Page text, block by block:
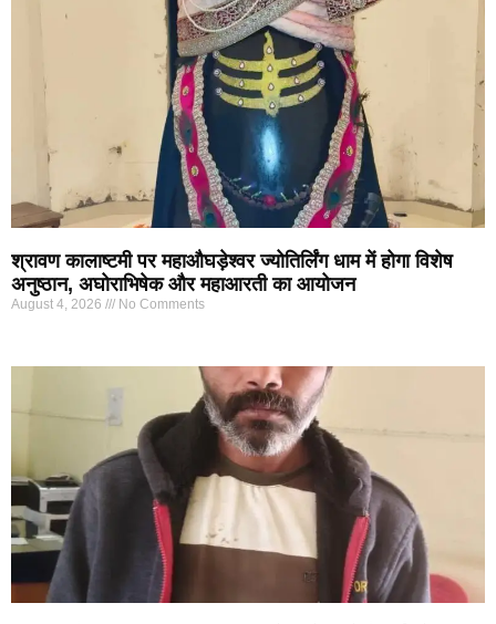
श्रावण कालाष्टमी पर महाऔघड़ेश्वर ज्योतिर्लिंग धाम में होगा विशेष
अनुष्ठान, अघोराभिषेक और महाआरती का आयोजन
August 4, 2026 No Comments